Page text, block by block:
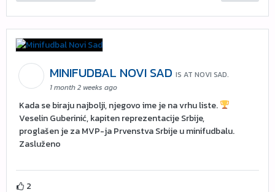
MINIFUDBAL NOVI SAD IS AT NOVI SAD.
1 month 2 weeks ago
Kada se biraju najbolji, njegovo ime je na vrhu liste.
Veselin Guberinić, kapiten reprezentacije Srbije,
proglašen je za MVP-ja Prvenstva Srbije u minifudbalu.
Zasluženo
2